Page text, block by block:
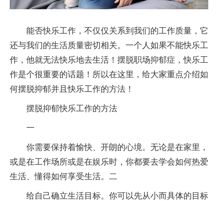
能否快乐工作，不仅仅关系到我们的工作质量，它
还与我们的生活质量密切相关。一个人如果不能快乐工
作，他就无法快乐地去生活！摆脱职场抑郁症，快乐工
作是个很重要的话题！所以在这里，给大家重点介绍如
何摆脱抑郁并且快乐工作的方法！
摆脱抑郁快乐工作的方法
一
你需要保持着愉快、开朗的心境。无论是在家里，
或是在工作场所或是在娱乐时，你都要去学会如何热爱
生活、懂得如何享受生活。二
给自己确立生活目标。你可以先从小而具体的目标